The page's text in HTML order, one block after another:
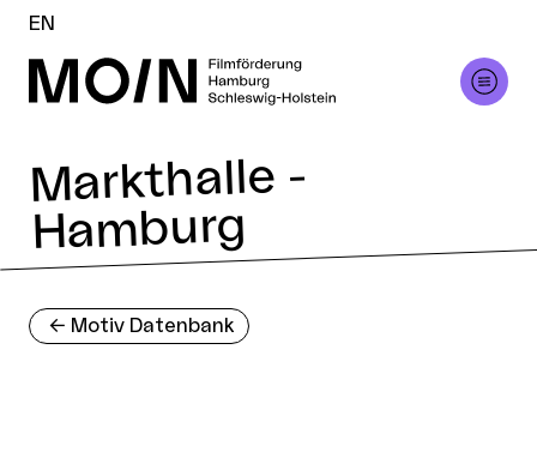
EN
Markthalle -
Hamburg
<- Motiv Datenbank